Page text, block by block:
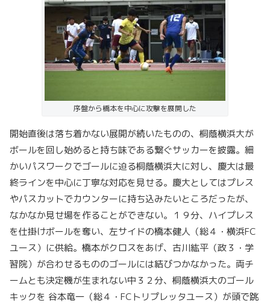
序盤から橋本を中心に攻撃を展開した
開始直後は落ち着かない展開が続いたものの、桐蔭横浜大が
ボールを回し始めると持ち味である繋ぐサッカーを披露。細
かいパスワークでゴールに迫る桐蔭横浜大に対し、慶大は最
終ラインを中心に丁寧な対応を見せる。慶大としてはプレス
やパスカットでカウンターに持ち込みたいところだったが、
なかなか見せ場を作ることができない。１９分、ハイプレス
を仕掛けボールを奪い、左サイドの橋本健人（総４・横浜FC
ユース）に供給。橋本がクロスをあげ、古川紘平（政３・学
習院）が合わせるもののゴールには結びつかなかった。両チ
ームとも決定機が生まれない中３２分、桐蔭横浜大のゴール
キックを 谷本竜一（総４・FCトリプレッタユース）が頭で跳